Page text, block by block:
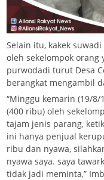
Selain itu, kakek
oleh sekelompok
purwodadi turut Desa
berangkat mengambil
“Minggu kemarin (19/
(400 ribu) oleh
tajam jenis parang,
ini hanya penjual
ribu dan nyawa,
nyawa saya. saya
tidak jadi meminta,”